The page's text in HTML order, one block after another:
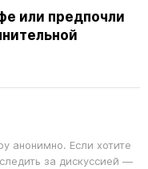
или предпочли
анонимно. Если хотите
за дискуссией —